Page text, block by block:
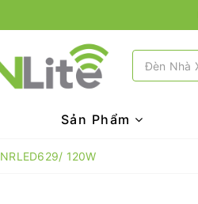
Sản Phẩm
NRLED629/ 120W